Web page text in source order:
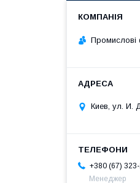
Промислові
Киев, ул. И.
+380 (67)
Менеджер